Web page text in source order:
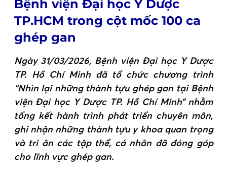
Bệnh viện Đại học Y Dược
TP.HCM trong cột mốc 100 ca
ghép gan
Ngày 31/03/2026, Bệnh viện Đại học Y Dược
TP. Hồ Chí Minh đã tổ chức chương trình
“Nhìn lại những thành tựu ghép gan tại Bệnh
viện Đại học Y Dược TP. Hồ Chí Minh” nhằm
tổng kết hành trình phát triển chuyên môn,
ghi nhận những thành tựu y khoa quan trọng
và tri ân các tập thể, cá nhân đã đóng góp
cho lĩnh vực ghép gan.